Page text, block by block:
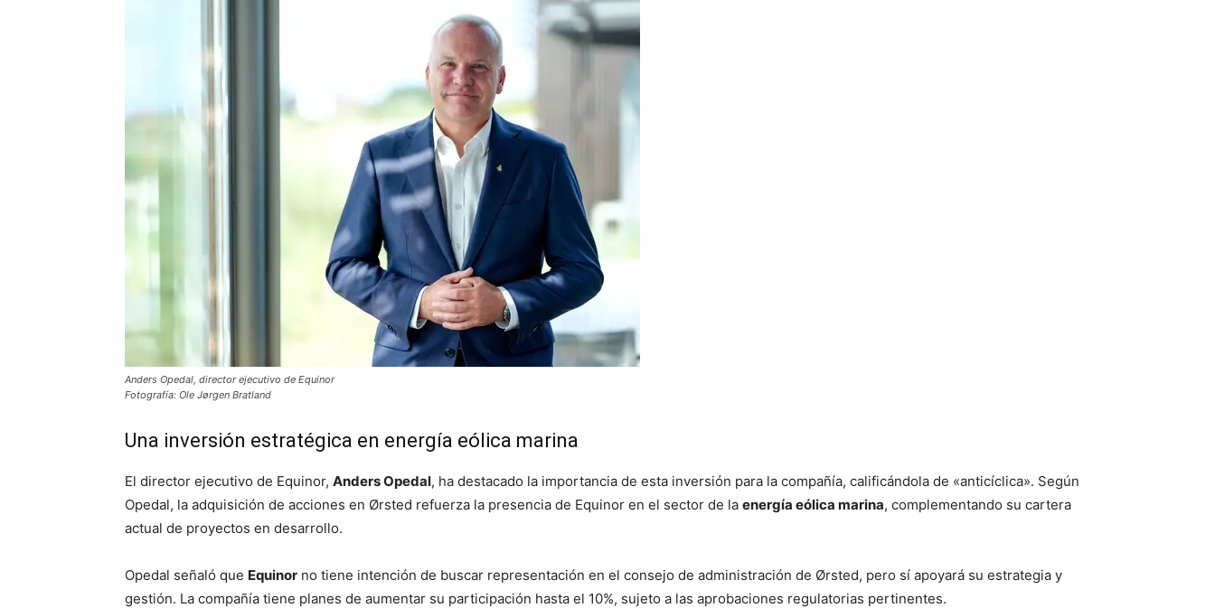
Anders Opedal, director ejecutivo de Equinor
Fotografía: Ole Jørgen Bratland
Una inversión estratégica en energía eólica marina
El director ejecutivo de Equinor, Anders Opedal, ha destacado la importancia de esta inversión para la compañía, calificándola de «anticíclica». Según
Opedal, la adquisición de acciones en Ørsted refuerza la presencia de Equinor en el sector de la energía eólica marina, complementando su cartera
actual de proyectos en desarrollo.
Opedal señaló que Equinor no tiene intención de buscar representación en el consejo de administración de Ørsted, pero sí apoyará su estrategia y
gestión. La compañía tiene planes de aumentar su participación hasta el 10%, sujeto a las aprobaciones regulatorias pertinentes.